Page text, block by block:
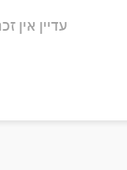
עדיין אין